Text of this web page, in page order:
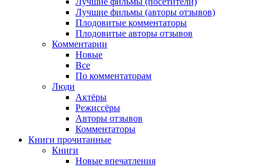
Лучшие фильмы (авторы отзывов)
Плодовитые комментаторы
Плодовитые авторы отзывов
Комментарии
Новые
Все
По комментаторам
Люди
Актёры
Режиссёры
Авторы отзывов
Комментаторы
Книги прочитанные
Книги
Новые впечатления